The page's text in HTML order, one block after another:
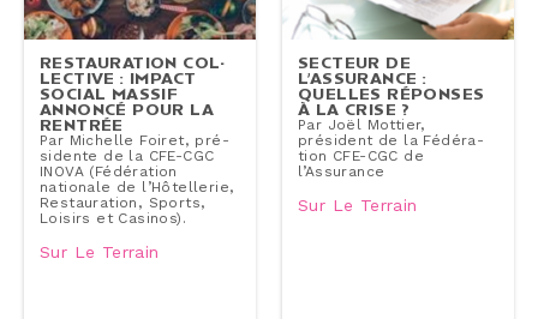
RES­TAU­RA­TION COL­
LEC­TIVE : IMPACT
SOCIAL MASSIF
ANNONCÉ POUR LA
RENTRÉE
Par Michelle Foiret, pré­
si­dente de la CFE-CGC
INOVA (Fé­dé­ra­tion
nationale de l’Hô­tel­le­rie,
Res­tau­ra­tion, Sports,
Loisirs et Casinos).
Sur Le Terrain
SECTEUR DE
L’ASSURANCE :
QUELLES RÉPONSES
À LA CRISE ?
Par Joël Mottier,
président de la Fé­dé­ra­
tion CFE-CGC de
l’Assurance
Sur Le Terrain